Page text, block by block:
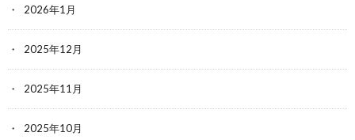
2026年1月
2025年12月
2025年11月
2025年10月